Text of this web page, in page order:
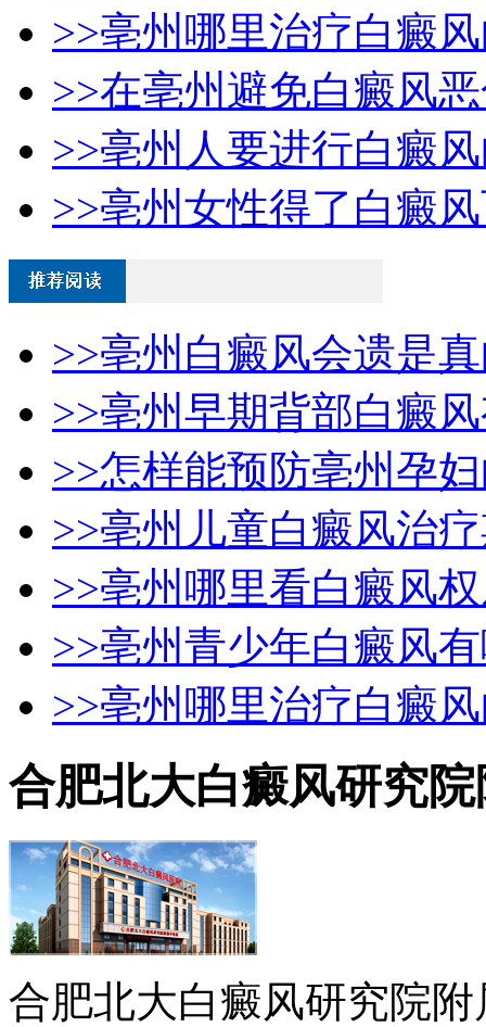
>>亳州哪里治疗白癜
>>在亳州避免白癜风
>>亳州人要进行白癜
>>亳州女性得了白癜
>>亳州白癜风会遗是
>>亳州早期背部白癜
>>怎样能预防亳州孕
>>亳州儿童白癜风治
>>亳州哪里看白癜风
>>亳州青少年白癜风
>>亳州哪里治疗白癜
合肥北大白癜风研究
合肥北大白癜风研究院